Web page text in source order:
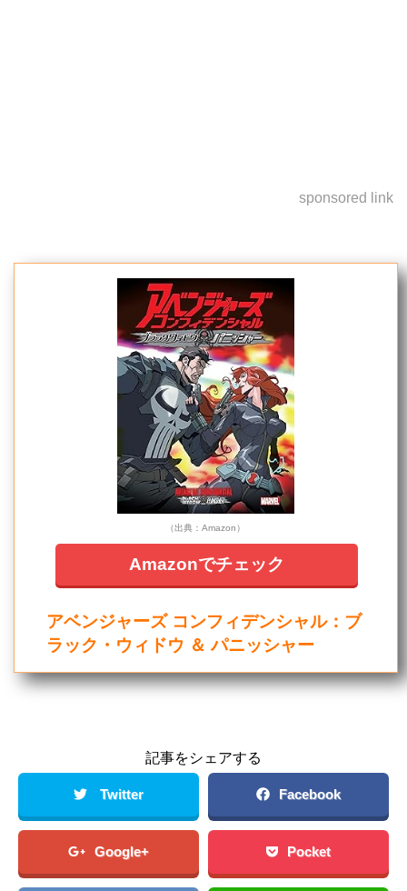
sponsored link
（出典：Amazon）
Amazonでチェック
アベンジャーズ コンフィデンシャル：ブ
ラック・ウィドウ ＆ パニッシャー
記事をシェアする
Twitter Facebook
Google+ Pocket